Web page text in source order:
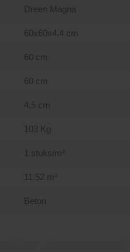
Dreen Magna
60x60x4,4 cm
60 cm
60 cm
4,5 cm
103 Kg
1 stuks/m²
11.52 m²
Beton